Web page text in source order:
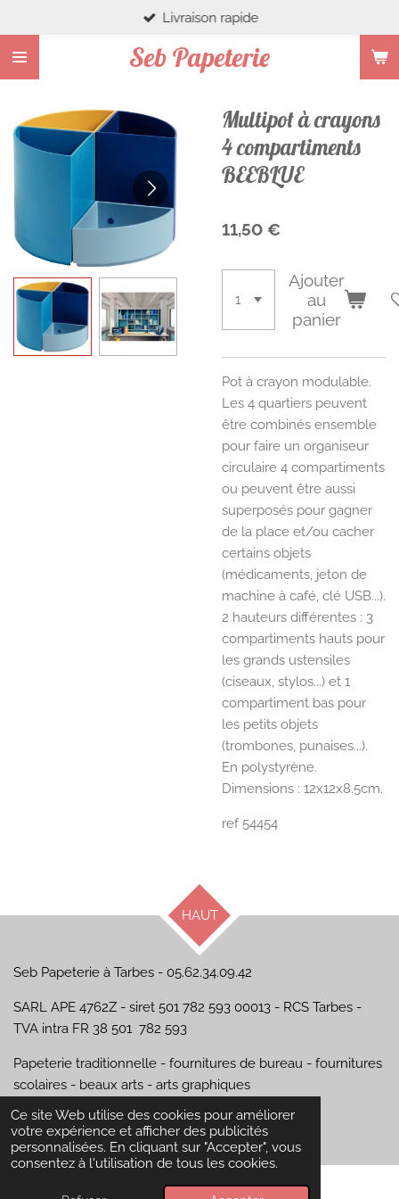
Ce site Web utilise des cookies pour améliorer
votre expérience et afficher des publicités
personnalisées. En cliquant sur "Accepter", vous
consentez à l'utilisation de tous les cookies.
au
contenu
principal
Seb Papeterie
Livraison rapide
Multipot à crayons
4 compartiments
BEEBLUE
11,50 €
Ajouter
au
panier
Pot à crayon modulable.
Les 4 quartiers peuvent
être combinés ensemble
pour faire un organiseur
circulaire 4 compartiments
ou peuvent être aussi
superposés pour gagner
de la place et/ou cacher
certains objets
(médicaments, jeton de
machine à café, clé USB...).
2 hauteurs différentes : 3
compartiments hauts pour
les grands ustensiles
(ciseaux, stylos...) et 1
compartiment bas pour
les petits objets
(trombones, punaises...).
En polystyrène.
Dimensions : 12x12x8.5cm.
ref 54454
HAUT
Seb Papeterie à Tarbes - 05.62.34.09.42
SARL APE 4762Z - siret 501 782 593 00013 - RCS Tarbes -
TVA intra FR 38 501 782 593
Papeterie traditionnelle - fournitures de bureau - fournitures
scolaires - beaux arts - arts graphiques
© 2024 - 2026 Seb Papeterie
Propulsé parWebador